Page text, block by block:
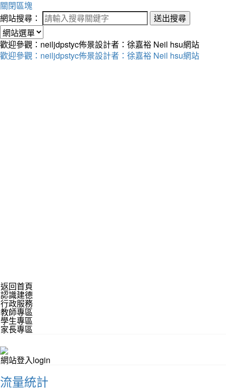
關閉區塊
網站搜尋：
送出搜尋
歡迎參觀：neiljdpstyc佈景設計者：徐嘉裕 Neil hsu網站
歡迎參觀：neiljdpstyc佈景設計者：徐嘉裕 Neil hsu網站
返回首頁
認識建德
行政服務
教師專區
學生專區
家長專區
網站登入login
流量統計